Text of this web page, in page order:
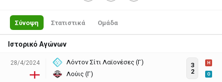
Σύνοψη Στατιστικά Ομάδα
Ιστορικό Αγώνων
28/4/2024
Λόντον Σίτι Λαϊονέσες (Γ)
Λούις (Γ)
3
2
H
O